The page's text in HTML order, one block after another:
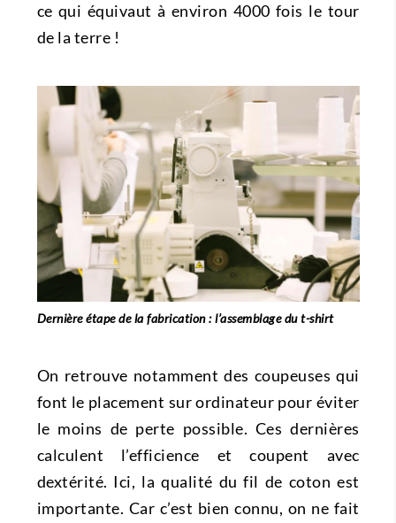
ce qui équivaut à environ 4000 fois le tour
de la terre !
Dernière étape de la fabrication : l’assemblage du t-shirt
On retrouve notamment des coupeuses qui
font le placement sur ordinateur pour éviter
le moins de perte possible. Ces dernières
calculent l’efficience et coupent avec
dextérité. Ici, la qualité du fil de coton est
importante. Car c’est bien connu, on ne fait